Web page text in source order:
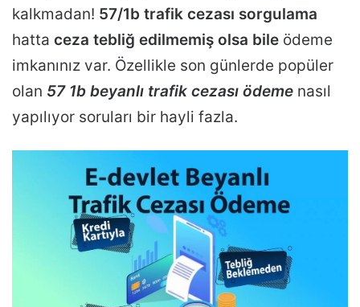
kalkmadan! 57/1b trafik cezası sorgulama
hatta ceza tebliğ edilmemiş olsa bile ödeme
imkanınız var. Özellikle son günlerde popüler
olan 57 1b beyanlı trafik cezası ödeme nasıl
yapılıyor soruları bir hayli fazla.